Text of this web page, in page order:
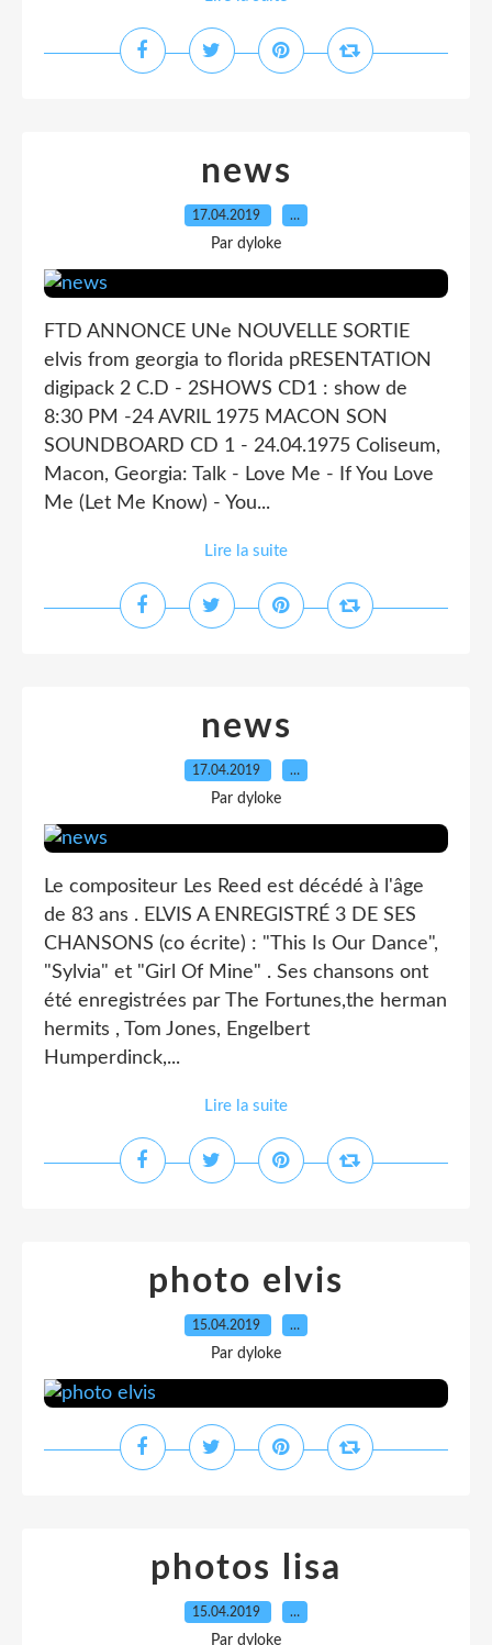
news
17.04.2019 …
Par dyloke
FTD ANNONCE UNe NOUVELLE SORTIE
elvis from georgia to florida pRESENTATION
digipack 2 C.D - 2SHOWS CD1 : show de
8:30 PM -24 AVRIL 1975 MACON SON
SOUNDBOARD CD 1 - 24.04.1975 Coliseum,
Macon, Georgia: Talk - Love Me - If You Love
Me (Let Me Know) - You...
Lire la suite
news
17.04.2019 …
Par dyloke
Le compositeur Les Reed est décédé à l'âge
de 83 ans . ELVIS A ENREGISTRÉ 3 DE SES
CHANSONS (co écrite) : "This Is Our Dance",
"Sylvia" et "Girl Of Mine" . Ses chansons ont
été enregistrées par The Fortunes,the herman
hermits , Tom Jones, Engelbert
Humperdinck,...
Lire la suite
photo elvis
15.04.2019 …
Par dyloke
photos lisa
15.04.2019 …
Par dyloke